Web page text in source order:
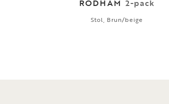
RODHAM 2-pack
Stol, Brun/beige